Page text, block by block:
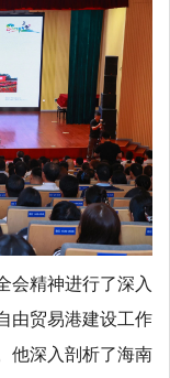
会精神进行了深入
由贸易港建设工作
他深入剖析了海南